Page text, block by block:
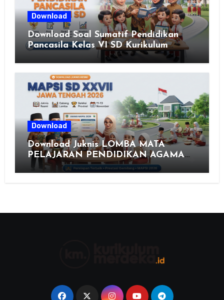
Download
Download Soal Sumatif Pendidikan
Pancasila Kelas VI SD Kurikulum
Merdeka, Solusi Praktis Guru
Download
Download Juknis LOMBA MATA
PELAJARAN PENDIDIKAN AGAMA
ISLAM DAN SENI ISLAMI (MAPSI)